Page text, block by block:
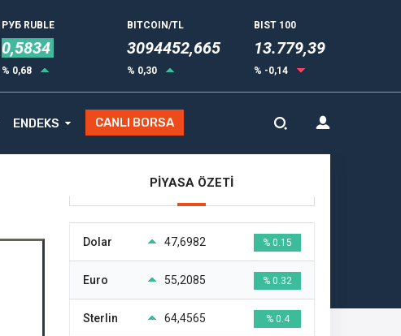
РУБ RUBLE
0,5834
% 0,68
BITCOIN/TL
3094452,665
% 0,30
BIST 100
13.779,39
% -0,14
ENDEKS CANLI BORSA
PİYASA ÖZETİ
Dolar 47,6982 % 0.15
Euro 55,2085 % 0.32
Sterlin 64,4565 % 0.4